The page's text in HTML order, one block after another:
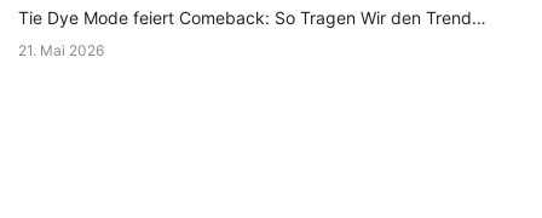
Tie Dye Mode feiert Comeback: So Tragen Wir den Trend…
21. Mai 2026